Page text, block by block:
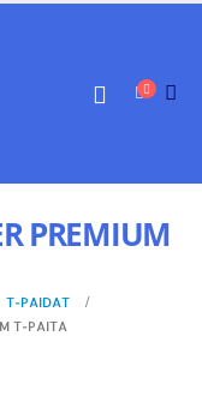
PREMIUM
T-PAIDAT
T-PAITA